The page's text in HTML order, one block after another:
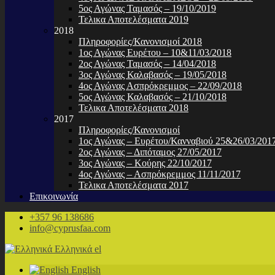
5ος Αγώνας Ταμασός – 19/10/2019
Τελικα Αποτελέσματα 2019
2018
Πληροφορίες/Κανονισμοί 2018
1ος Αγώνας Ευρέτου – 10&11/03/2018
2ος Αγώνας Ταμασός – 14/04/2018
3ος Αγώνας Καλαβασός – 19/05/2018
4ος Αγώνας Ασπρόκρεμμος – 22/09/2018
5ος Αγώνας Καλαβασός – 21/10/2018
Τελικα Αποτελέσματα 2018
2017
Πληροφορίες/Κανονισμοί
1ος Αγώνας – Ευρέτου/Κανναβιού 25&26/03/
2ος Αγώνας – Διπόταμος 27/05/2017
3ος Αγώνας – Κούρης 22/10/2017
4ος Αγώνας – Ασπρόκρεμμος 11/11/2017
Τελικα Αποτελέσματα 2017
Επικοινωνία
+357 96 138686
info@cyprusfaa.com
Ελληνικά el
English